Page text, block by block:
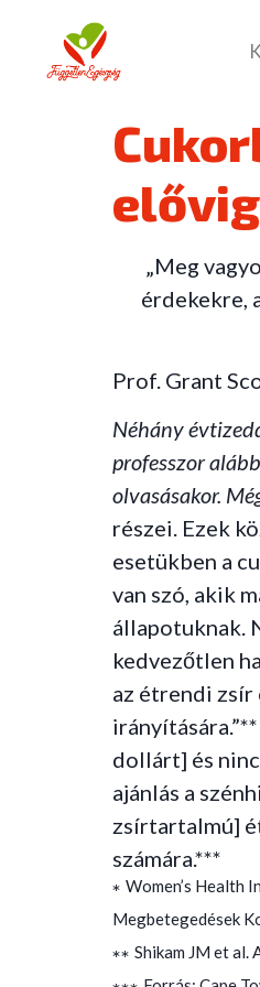
„Meg
érdekekre,
Prof. Grant
Néhány
professzor
olvasásakor.
részei. Ezek
esetükben a
van szó, akik
állapotuknak.
kedvezőtlen
az étrendi zsír
dollárt] és
ajánlás a
zsírtartalmú]
számára.***
* Women’s Health
Megbetegedések
** Shikam JM et al.